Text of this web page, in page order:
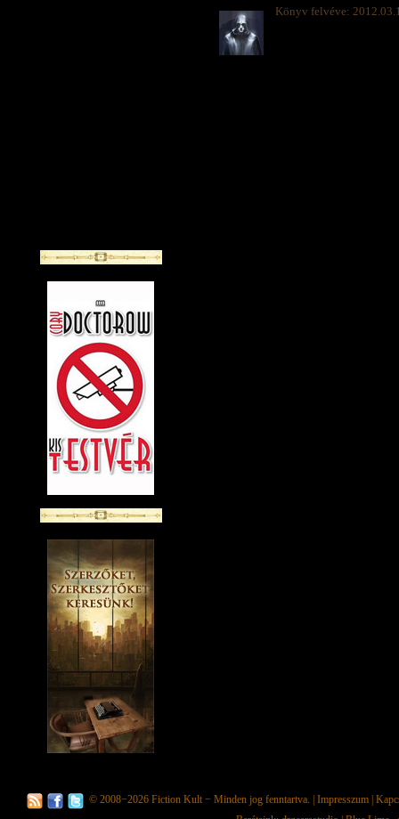
Könyv felvéve:
© 2008−2026 Fiction Kult − Minden jog fenntartva. | Impresszum